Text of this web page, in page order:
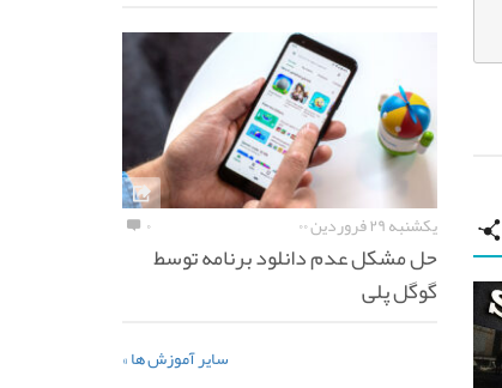
یکشنبه ۲۹ فروردین ۰۰ ۰
حل مشکل عدم دانلود برنامه توسط
گوگل پلی
سایر آموزش ها »